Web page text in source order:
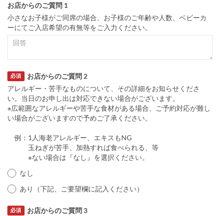
お店からのご質問 1
小さなお子様がご同席の場合、お子様のご年齢や人数、ベビーカ
ーにてご入店希望の有無等をご入力ください。
お店からのご質問 2
必須
アレルギー・苦手なものについて、その詳細をお知らせくださ
い。当日のお申し出は対応できない場合がございます。
※広範囲なアレルギーや苦手な食材がある場合、ご予約対応が難し
い場合がございますので予めご了承ください。
例：1人海老アレルギー、エキスもNG
玉ねぎが苦手、加熱すれば食べられる、等
※ない場合は『なし』を選択ください。
なし
あり（下記、ご要望欄に記入ください）
お店からのご質問 3
必須